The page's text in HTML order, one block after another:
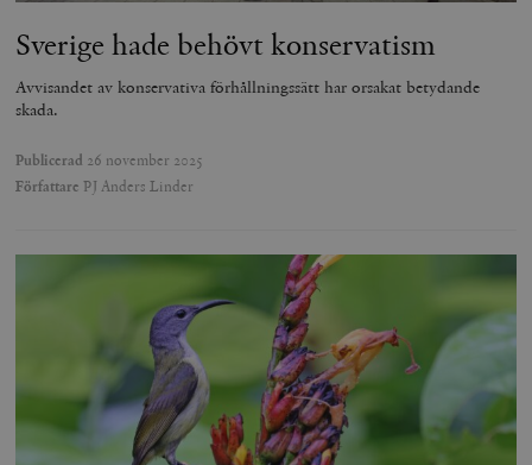
Sverige hade behövt konservatism
Avvisandet av konservativa förhållningssätt har orsakat betydande
skada.
Publicerad 26 november 2025
Författare PJ Anders Linder